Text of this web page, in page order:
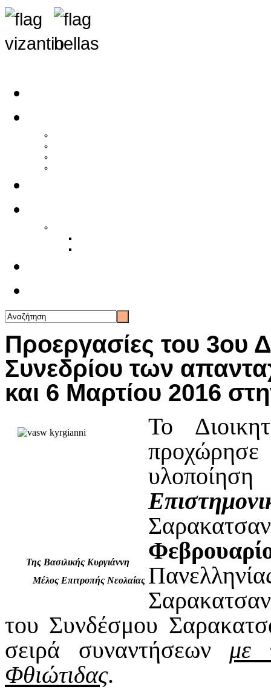
Προεργασίες του 3ου
Συνεδρίου των
και 6 Μαρτίου 2016
Της Βασιλικής Κυργιάννη
Μέλος Επιτροπής Νεολαίας
Το
του Συνδέσμου
σειρά συναντήσεων με
Φθιώτιδας.